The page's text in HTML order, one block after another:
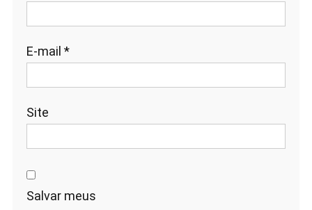
E-mail *
Site
Salvar meus